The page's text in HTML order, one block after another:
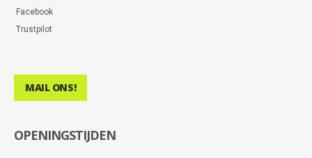
Facebook
Trustpilot
MAIL ONS!
OPENINGSTIJDEN